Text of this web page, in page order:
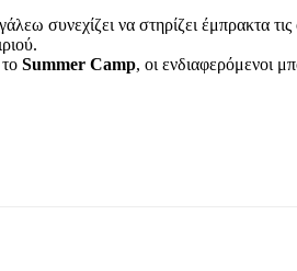
συνεχίζει να στηρίζει έμπρακτα
Summer Camp, οι ενδιαφερόμενοι